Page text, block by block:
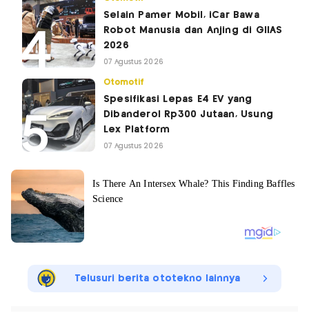
Selain Pamer Mobil, iCar Bawa
Robot Manusia dan Anjing di GIIAS
2026
07 Agustus 2026
Otomotif
Spesifikasi Lepas E4 EV yang
Dibanderol Rp300 Jutaan, Usung
Lex Platform
07 Agustus 2026
Telusuri berita ototekno lainnya